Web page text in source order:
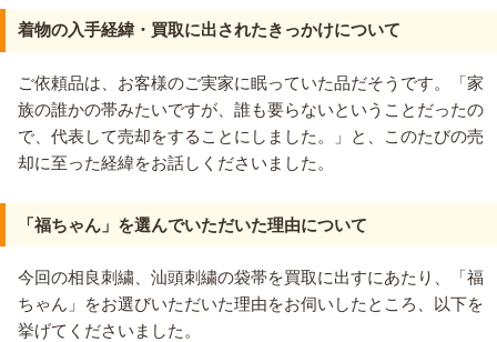
着物の入手経緯・買取に出されたきっかけについて
ご依頼品は、お客様のご実家に眠っていた品だそうです。「家
族の誰かの帯みたいですが、誰も要らないということだったの
で、代表して売却をすることにしました。」と、このたびの売
却に至った経緯をお話しくださいました。
「福ちゃん」を選んでいただいた理由について
今回の相良刺繍、汕頭刺繍の袋帯を買取に出すにあたり、「福
ちゃん」をお選びいただいた理由をお伺いしたところ、以下を
挙げてくださいました。